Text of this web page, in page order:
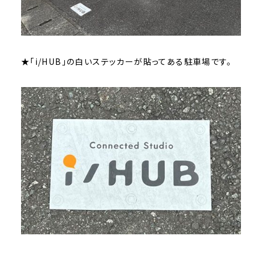
★「i/HUB」の白いステッカーが貼ってある駐車場です。